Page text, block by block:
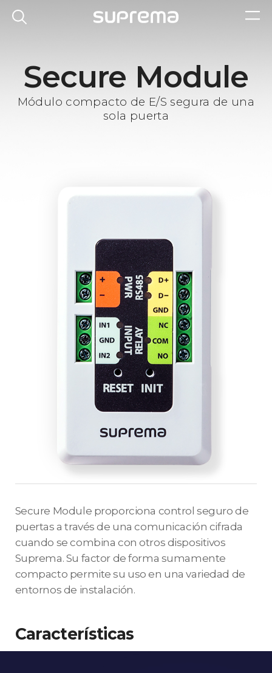
Secure Module
Módulo compacto de E/S segura de una
sola puerta
Secure Module proporciona control seguro de
puertas a través de una comunicación cifrada
cuando se combina con otros dispositivos
Suprema. Su factor de forma sumamente
compacto permite su uso en una variedad de
entornos de instalación.
Características